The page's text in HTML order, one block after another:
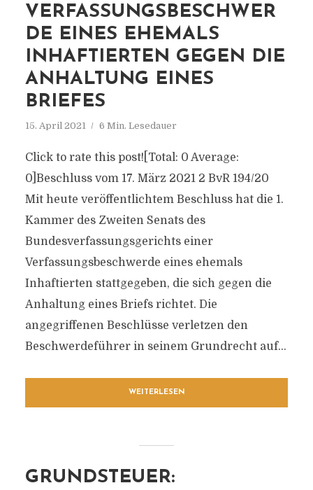
VERFASSUNGSBESCHWER
DE EINES EHEMALS
INHAFTIERTEN GEGEN DIE
ANHALTUNG EINES
BRIEFES
15. April 2021 6 Min. Lesedauer
Click to rate this post![Total: 0 Average:
0]Beschluss vom 17. März 2021 2 BvR 194/20
Mit heute veröffentlichtem Beschluss hat die 1.
Kammer des Zweiten Senats des
Bundesverfassungsgerichts einer
Verfassungsbeschwerde eines ehemals
Inhaftierten stattgegeben, die sich gegen die
Anhaltung eines Briefs richtet. Die
angegriffenen Beschlüsse verletzen den
Beschwerdeführer in seinem Grundrecht auf...
WEITERLESEN
GRUNDSTEUER: